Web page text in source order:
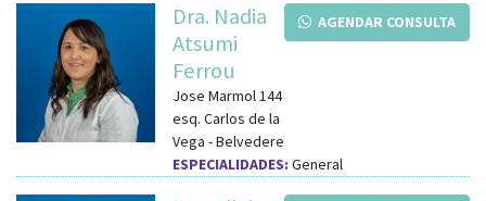
AGENDAR CONSULTA
Dra. Nadia
Atsumi
Ferrou
Jose Marmol 144
esq. Carlos de la
Vega -Belvedere
ESPECIALIDADES: General